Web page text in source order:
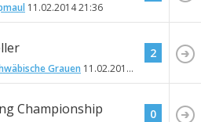
11.02.201421:36
Grauen 11.02.2014
2
Championship 0